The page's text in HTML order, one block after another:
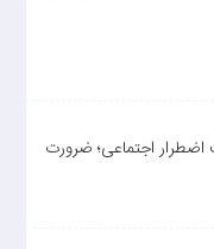
اضطرار اجتماعی؛ ضرورت